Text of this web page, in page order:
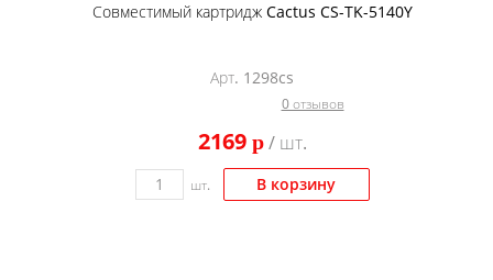
Совместимый картридж Cactus CS-TK-5140Y
Арт. 1298cs
0 отзывов
2169 p/ шт.
шт. В корзину